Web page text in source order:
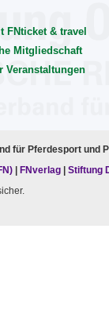
FNticket & travel
Mitgliedschaft
Veranstaltungen
für Pferdesport und
FNverlag Stiftung